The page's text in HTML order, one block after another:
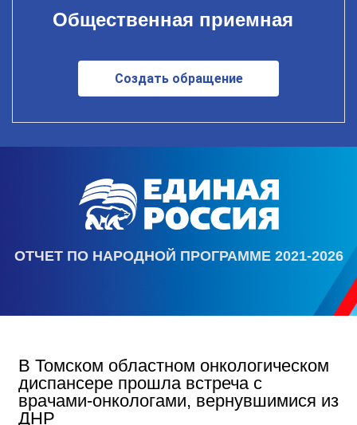
Общественная приемная
Создать обращение
ОТЧЕТ ПО НАРОДНОЙ ПРОГРАММЕ 2021-2026
В Томском областном онкологическом
диспансере прошла встреча с
врачами-онкологами, вернувшимися из
ДНР